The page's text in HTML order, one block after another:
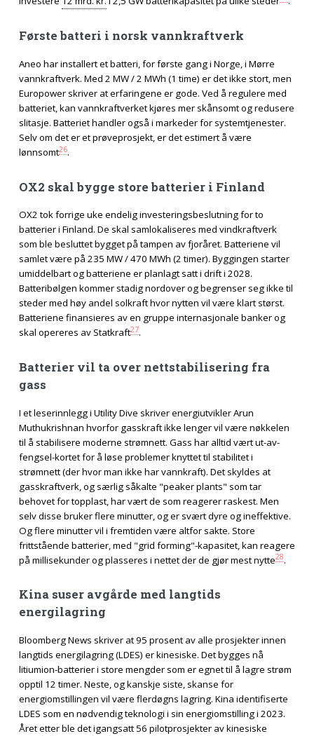
Første batteri i norsk vannkraftverk
Aneo har installert et batteri, for første gang i Norge, i Mørre
vannkraftverk. Med 2 MW / 2 MWh (1 time) er det ikke stort, men
Europower skriver at erfaringene er gode. Ved å regulere med
batteriet, kan vannkraftverket kjøres mer skånsomt og redusere
slitasje. Batteriet handler også i markeder for systemtjenester.
Selv om det er et prøveprosjekt, er det estimert å være
lønnsomt26.
OX2 skal bygge store batterier i Finland
OX2 tok forrige uke endelig investeringsbeslutning for to
batterier i Finland. De skal samlokaliseres med vindkraftverk
som ble besluttet bygget på tampen av fjoråret. Batteriene vil
samlet være på 235 MW / 470 MWh (2 timer). Byggingen starter
umiddelbart og batteriene er planlagt satt i drift i 2028.
Batteribølgen kommer stadig nordover og begrenser seg ikke til
steder med høy andel solkraft hvor nytten vil være klart størst.
Batteriene finansieres av en gruppe internasjonale banker og
skal opereres av Statkraft27.
Batterier vil ta over nettstabilisering fra
gass
I et leserinnlegg i Utility Dive skriver energiutvikler Arun
Muthukrishnan hvorfor gasskraft ikke lenger vil være nøkkelen
til å stabilisere moderne strømnett. Gass har alltid vært ut-av-
fengsel-kortet for å løse problemer knyttet til stabilitet i
strømnett (der hvor man ikke har vannkraft). Det skyldes at
gasskraftverk, og særlig såkalte "peaker plants" som tar
behovet for topplast, har vært de som reagerer raskest. Men
selv disse bruker flere minutter, og er svært dyre og ineffektive.
Og flere minutter vil i fremtiden være altfor sakte. Store
frittstående batterier, med "grid forming"-kapasitet, kan reagere
på millisekunder og plasseres i nettet der de gjør mest nytte28.
Kina suser avgårde med langtids
energilagring
Bloomberg News skriver at 95 prosent av alle prosjekter innen
langtids energilagring (LDES) er kinesiske. Det bygges nå
litiumion-batterier i store mengder som er egnet til å lagre strøm
opptil 12 timer. Neste, og kanskje siste, skanse for
energiomstillingen vil være flerdøgns lagring. Kina identifiserte
LDES som en nødvendig teknologi i sin energiomstilling i 2023.
Året etter ble det igangsatt 56 pilotprosjekter av kinesiske